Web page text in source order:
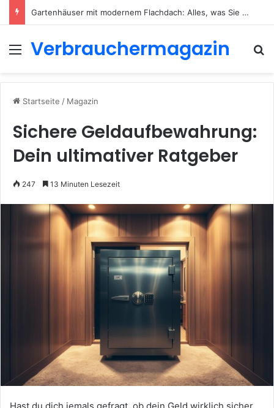
Gartenhäuser mit modernem Flachdach: Alles, was Sie 2026 wissen müssen
Menü
Verbrauchermagazin
Startseite / Magazin
Sichere Geldaufbewahrung:
Dein ultimativer Ratgeber
247 13 Minuten Lesezeit